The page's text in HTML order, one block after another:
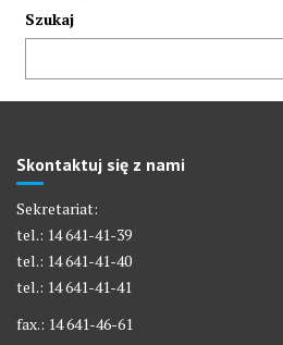
Szukaj
Skontaktuj się z nami
Sekretariat:
tel.: 14 641-41-39
tel.: 14 641-41-40
tel.: 14 641-41-41
fax.: 14 641-46-61